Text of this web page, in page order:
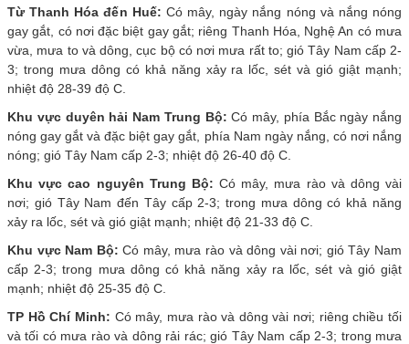
Từ Thanh Hóa đến Huế: Có mây, ngày nắng nóng và nắng nóng
gay gắt, có nơi đặc biệt gay gắt; riêng Thanh Hóa, Nghệ An có mưa
vừa, mưa to và dông, cục bộ có nơi mưa rất to; gió Tây Nam cấp 2-
3; trong mưa dông có khả năng xảy ra lốc, sét và gió giật mạnh;
nhiệt độ 28-39 độ C.
Khu vực duyên hải Nam Trung Bộ: Có mây, phía Bắc ngày nắng
nóng gay gắt và đặc biệt gay gắt, phía Nam ngày nắng, có nơi nắng
nóng; gió Tây Nam cấp 2-3; nhiệt độ 26-40 độ C.
Khu vực cao nguyên Trung Bộ: Có mây, mưa rào và dông vài
nơi; gió Tây Nam đến Tây cấp 2-3; trong mưa dông có khả năng
xảy ra lốc, sét và gió giật mạnh; nhiệt độ 21-33 độ C.
Khu vực Nam Bộ: Có mây, mưa rào và dông vài nơi; gió Tây Nam
cấp 2-3; trong mưa dông có khả năng xảy ra lốc, sét và gió giật
mạnh; nhiệt độ 25-35 độ C.
TP Hồ Chí Minh: Có mây, mưa rào và dông vài nơi; riêng chiều tối
và tối có mưa rào và dông rải rác; gió Tây Nam cấp 2-3; trong mưa